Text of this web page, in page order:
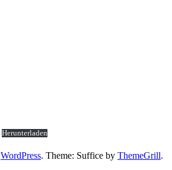
Herunterladen
WordPress. Theme: Suffice by ThemeGrill.